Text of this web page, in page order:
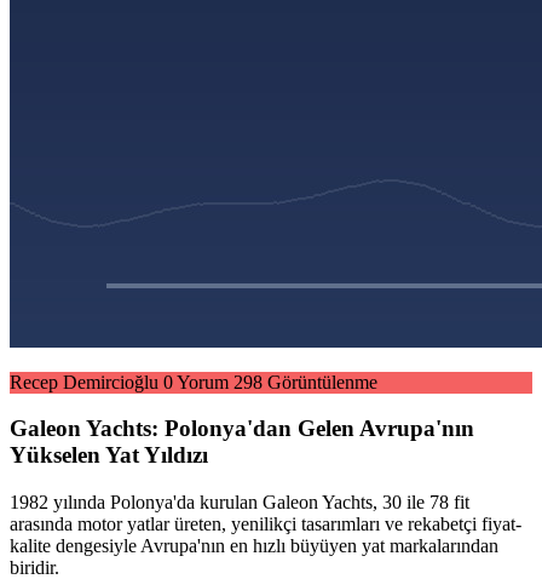
Recep Demircioğlu 0 Yorum 298 Görüntülenme
Galeon Yachts: Polonya'dan Gelen Avrupa'nın
Yükselen Yat Yıldızı
1982 yılında Polonya'da kurulan Galeon Yachts, 30 ile 78 fit
arasında motor yatlar üreten, yenilikçi tasarımları ve rekabetçi fiyat-
kalite dengesiyle Avrupa'nın en hızlı büyüyen yat markalarından
biridir.